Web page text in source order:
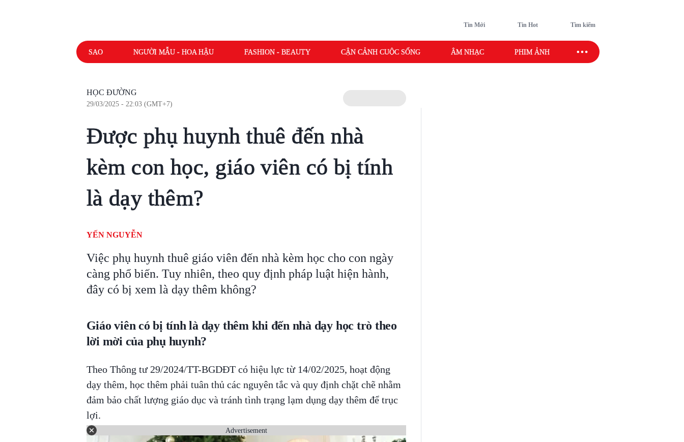
Tin Mới Tin Hot Tìm kiếm
SAO NGƯỜI MẪU - HOA HẬU FASHION - BEAUTY CẬN CẢNH CUỘC SỐNG ÂM NHẠC PHIM ẢNH SAO SPORT
HỌC ĐƯỜNG
29/03/2025 - 22:03 (GMT+7)
Được phụ huynh thuê đến nhà
kèm con học, giáo viên có bị tính
là dạy thêm?
YẾN NGUYỄN
Việc phụ huynh thuê giáo viên đến nhà kèm học cho con ngày
càng phổ biến. Tuy nhiên, theo quy định pháp luật hiện hành,
đây có bị xem là dạy thêm không?
Giáo viên có bị tính là dạy thêm khi đến nhà dạy học trò theo
lời mời của phụ huynh?
Theo Thông tư 29/2024/TT-BGDĐT có hiệu lực từ 14/02/2025, hoạt động
dạy thêm, học thêm phải tuân thủ các nguyên tắc và quy định chặt chẽ nhằm
đảm bảo chất lượng giáo dục và tránh tình trạng lạm dụng dạy thêm để trục
lợi.
Advertisement